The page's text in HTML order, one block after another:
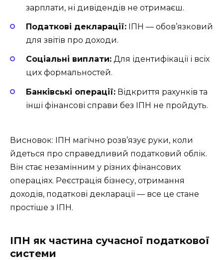
зарплати, ні дивідендів не отримаєш.
Податкові декларації: ІПН — обов’язковий
для звітів про доходи.
Соціальні виплати: Для ідентифікації і всіх
цих формальностей.
Банківські операції: Відкриття рахунків та
інші фінансові справи без ІПН не пройдуть.
Висновок: ІПН магічно розв’язує руки, коли
йдеться про справедливий податковий облік.
Він стає незамінним у різних фінансових
операціях. Реєстрація бізнесу, отримання
доходів, податкові декларації — все це стане
простіше з ІПН.
ІПН як частина сучасної податкової
системи